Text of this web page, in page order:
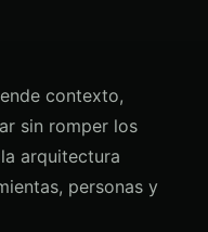
contexto,
sin romper los
arquitectura
personas y